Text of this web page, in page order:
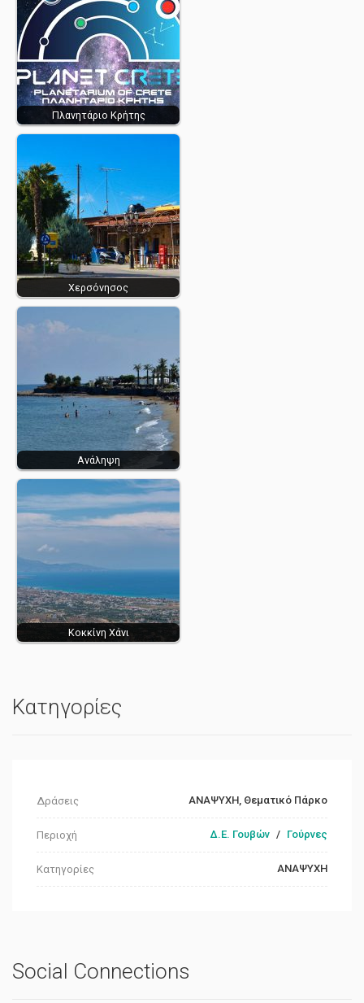
Πλανητάριο Κρήτης
Χερσόνησος
Ανάληψη
Κοκκίνη Χάνι
Κατηγορίες
Δράσεις ΑΝΑΨΥΧΗ, Θεματικό Πάρκο
Περιοχή Δ.Ε. Γουβών / Γούρνες
Κατηγορίες ΑΝΑΨΥΧΗ
Social Connections